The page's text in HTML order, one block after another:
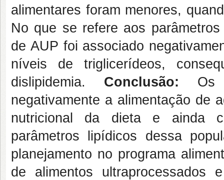
alimentares foram menores,
No que se refere aos
de AUP foi associado
níveis de triglicerídeos,
dislipidemia. Conclusão: Os
negativamente a alimentação de
nutricional da dieta e ainda
parâmetros lipídicos dessa
planejamento no programa
de alimentos ultraprocessados